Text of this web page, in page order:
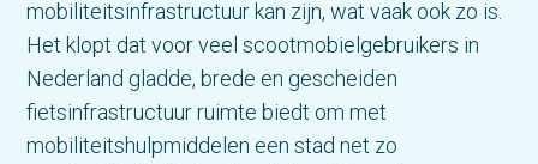
mobiliteitsinfrastructuur kan zijn, wat vaak ook zo is.
Het klopt dat voor veel scootmobielgebruikers in
Nederland gladde, brede en gescheiden
fietsinfrastructuur ruimte biedt om met
mobiliteitshulpmiddelen een stad net zo